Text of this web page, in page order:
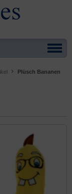
Plüsch Bananen